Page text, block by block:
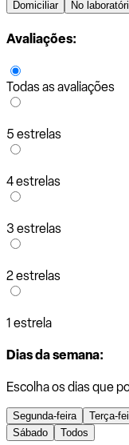
Domiciliar No
Avaliações:
Todas as avaliações
5 estrelas
4 estrelas
3 estrelas
2 estrelas
1 estrela
Dias da semana:
Escolha os dias que
Segunda-feira Terça-
Sábado
Todos